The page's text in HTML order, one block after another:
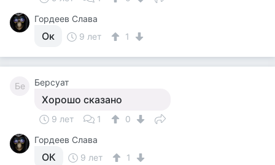
Гордеев Слава
Ок 9 лет 1
Бе Берсуат
Хорошо сказано
9 лет 1
0
Гордеев Слава
ОК 9 лет 1